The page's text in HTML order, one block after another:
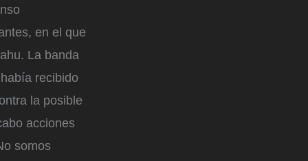
en el que
La banda
recibido
la posible
acciones
somos